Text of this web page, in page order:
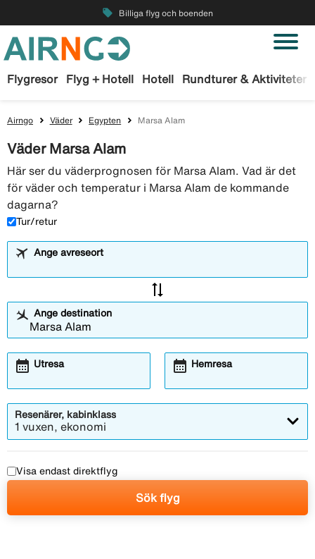
local_offer Billiga flyg och boenden
Flygresor Flyg + Hotell Hotell Rundturer & Aktiviteter
Airngo Väder Egypten Marsa Alam
Väder Marsa Alam
Här ser du väderprognosen för Marsa Alam. Vad är det
för väder och temperatur i Marsa Alam de kommande
dagarna?
Tur/retur
Ange avreseort
sync_alt
Ange destination
Utresa
calendar_month Hemresa
calendar_month
Resenärer, kabinklass
1 vuxen, ekonomi
Visa endast direktflyg
Sök flyg